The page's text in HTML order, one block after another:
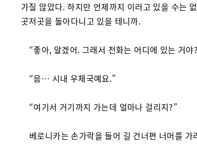
가질 않았다. 하지만 언제까지 이러고 있을 수는
곳저곳을 돌아다니고 있을 테니까.
“좋아, 알겠어. 그래서 전화는 어디에 있는 거야
“음… 시내 우체국예요.”
“여기서 거기까지 가는데 얼마나 걸리지?”
베로니카는 손가락을 들어 길 건너편 너머를 가